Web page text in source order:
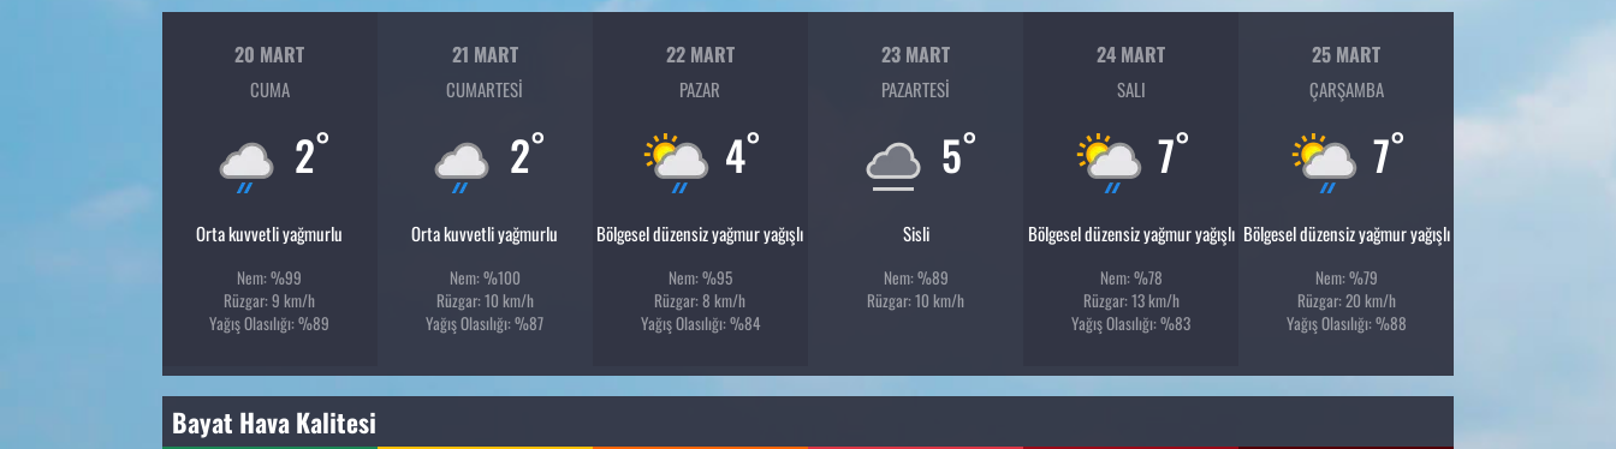
20 MART
CUMA
2°
Orta kuvvetli yağmurlu
Nem: %99
Rüzgar: 9 km/h
Yağış Olasılığı: %89
21 MART
CUMARTESI
2°
Orta kuvvetli yağmurlu
Nem: %100
Rüzgar: 10 km/h
Yağış Olasılığı: %87
22 MART
PAZAR
4°
Bölgesel düzensiz yağmur yağışlı
Nem: %95
Rüzgar: 8 km/h
Yağış Olasılığı: %84
23 MART
PAZARTESI
5°
Sisli
Nem: %89
Rüzgar: 10 km/h
24 MART
SALI
7°
Bölgesel düzensiz yağmur yağışlı
Nem: %78
Rüzgar: 13 km/h
Yağış Olasılığı: %83
25 MART
ÇARŞAMBA
7°
Bölgesel düzensiz yağmur yağışlı
Nem: %79
Rüzgar: 20 km/h
Yağış Olasılığı: %88
Bayat Hava Kalitesi